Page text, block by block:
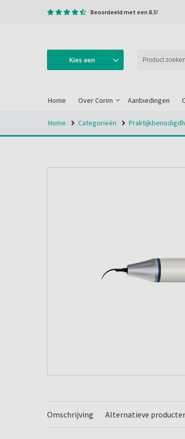
Beoordeeld met een 8.5!
Kies een
Home Over Corim Aanbiedingen
Home Categorieën
Omschrijving Alternatieve